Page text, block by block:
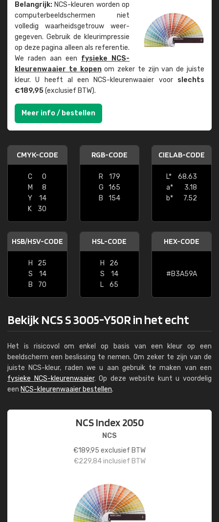
Belangrijk: NCS-kleuren worden op
computer­beeld­schermen niet
volledig waarheids­­getrouw weer­
gegeven. Gebruik de kleur­impressie
op deze pagina alleen als referentie.
We raden aan een fysieke NCS-
kleuren­waaier te kopenom zeker te zijn van de juiste
kleur. U heeft al een NCS-kleuren­waaier voor slechts
€189,95(exclusief BTW).
Meer info / bestellen
CMYK-CODE
C
0
M
8
Y
14
K
30
RGB-CODE
R
179
G
165
B
154
CIELAB-CODE
L*
68.63
a*
3.18
b*
7.52
HSB/HSV-CODE
H
25
S
14
B
70
HSL-CODE
H
26
S
14
L
65
HEX-CODE
#B3A59A
Bekijk NCS S 3005-Y50R in het echt
Het is risicovol om enkel op basis van een kleur op een
beeldscherm een beslissing te nemen. Om zeker te zijn van de
juiste NCS-kleur, raden we u aan gebruik te maken van een
fysieke NCS-kleurenwaaier. Op deze website kunt u voordelig
een NCS-kleurenwaaier bestellen.
NCS Index 2050
NCS
€189,95 exclusief BTW
€229,84inclusief BTW